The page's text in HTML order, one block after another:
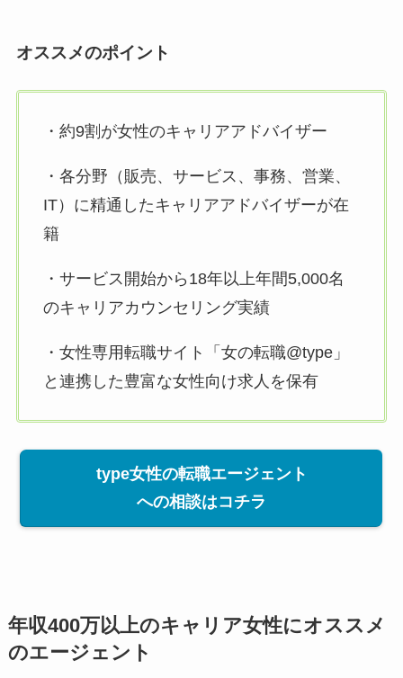
オススメのポイント
・約9割が女性のキャリアアドバイザー
・各分野（販売、サービス、事務、営業、
IT）に精通したキャリアアドバイザーが在
籍
・サービス開始から18年以上年間5,000名
のキャリアカウンセリング実績
・女性専用転職サイト「女の転職@type」
と連携した豊富な女性向け求人を保有
type女性の転職エージェント
への相談はコチラ
年収400万以上のキャリア女性にオススメ
のエージェント